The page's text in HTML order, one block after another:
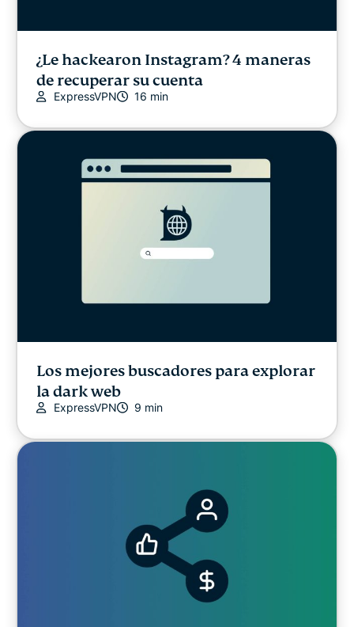
¿Le hackearon Instagram? 4 maneras
de recuperar su cuenta
ExpressVPN 16 min
Los mejores buscadores para explorar
la dark web
ExpressVPN 9 min